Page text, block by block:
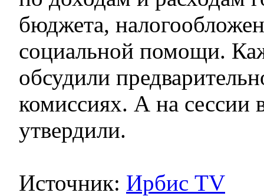
бюджета,
социальной помощи.
обсудили
комиссиях. А на сессии
утвердили.
Источник: Ирбис TV